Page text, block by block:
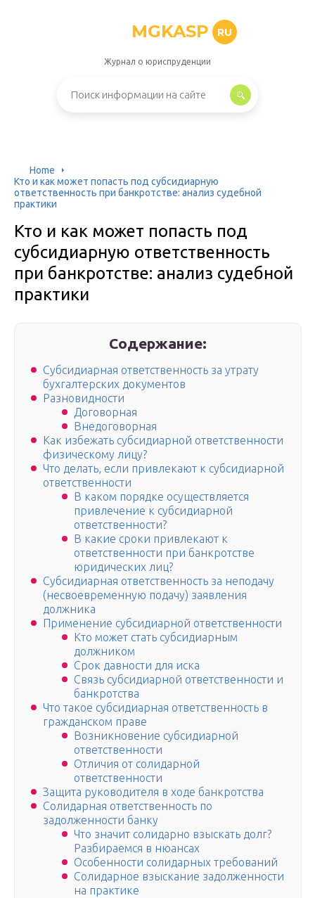
MGKASP RU
Журнал о юриспруденции
Home
Кто и как может попасть под субсидиарную
ответственность при банкротстве: анализ судебной
практики
Кто и как может попасть под
субсидиарную ответственность
при банкротстве: анализ судебной
практики
Содержание:
Субсидиарная ответственность за утрату
бухгалтерских документов
Разновидности
Договорная
Внедоговорная
Как избежать субсидиарной ответственности
физическому лицу?
Что делать, если привлекают к субсидиарной
ответственности
В каком порядке осуществляется
привлечение к субсидиарной
ответственности?
В какие сроки привлекают к
ответственности при банкротстве
юридических лиц?
Субсидиарная ответственность за неподачу
(несвоевременную подачу) заявления
должника
Применение субсидиарной ответственности
Кто может стать субсидиарным
должником
Срок давности для иска
Связь субсидиарной ответственности и
банкротства
Что такое субсидиарная ответственность в
гражданском праве
Возникновение субсидиарной
ответственности
Отличия от солидарной
ответственности
Защита руководителя в ходе банкротства
Солидарная ответственность по
задолженности банку
Что значит солидарно взыскать долг?
Разбираемся в нюансах
Особенности солидарных требований
Солидарное взыскание задолженности
на практике